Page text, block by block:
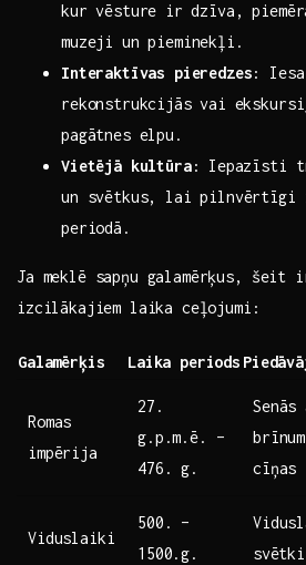
kur vēsture⁣ ir dzīva,‌
muzeji un pieminekļi.
Interaktīvas pieredzes:
rekonstrukcijās⁤ vai
pagātnes elpu.
Vietējā kultūra: ⁣Iepazīsti
un svētkus, ‌lai pilnvērtīgi⁢
periodā.
Ja meklē ‍sapņu galamērķus, šeit⁤
izcilākajiem‍ laika ceļojumi:
Galamērķis Laika periods
Romas
impērija
27.
g.p.m.ē. –
476. g.
cīņas
Viduslaiki
500.​ –
1500.g.
⁣svētki